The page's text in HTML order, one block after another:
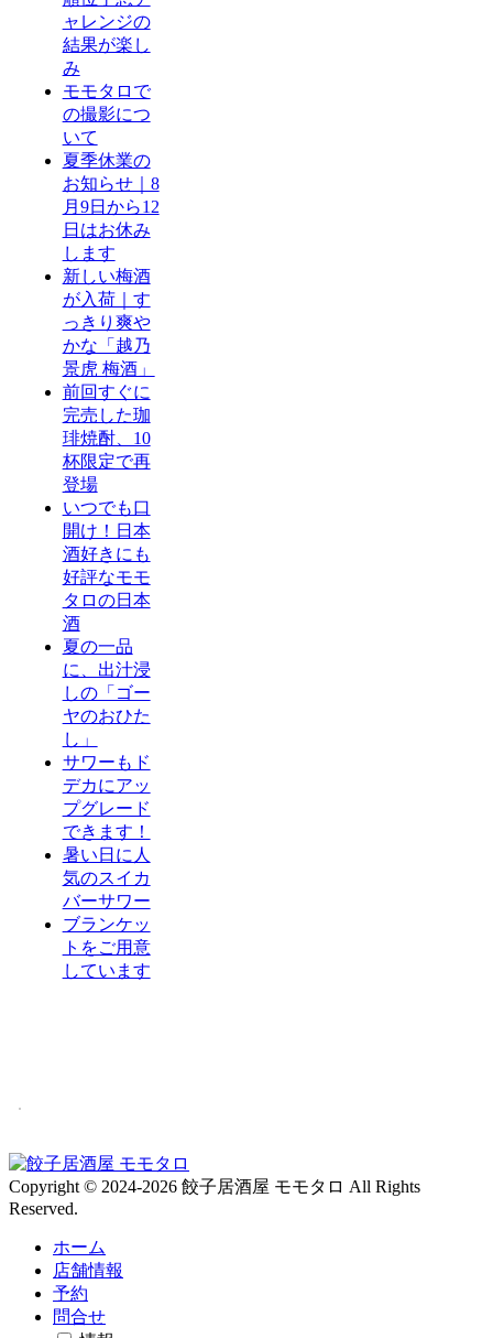
ャレンジの
結果が楽し
み
モモタロで
の撮影につ
いて
夏季休業の
お知らせ｜8
月9日から12
日はお休み
します
新しい梅酒
が入荷｜す
っきり爽や
かな「越乃
景虎 梅酒」
前回すぐに
完売した珈
琲焼酎、10
杯限定で再
登場
いつでも口
開け！日本
酒好きにも
好評なモモ
タロの日本
酒
夏の一品
に、出汁浸
しの「ゴー
ヤのおひた
し」
サワーもド
デカにアッ
プグレード
できます！
暑い日に人
気のスイカ
バーサワー
ブランケッ
トをご用意
しています
Copyright © 2024-2026 餃子居酒屋 モモタロ All Rights
Reserved.
ホーム
店舗情報
予約
問合せ